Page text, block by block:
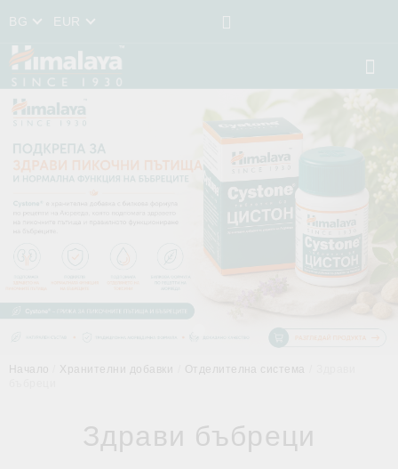
BG EUR
Начало Хранителни добавки Отделителна система
Здрави бъбреци